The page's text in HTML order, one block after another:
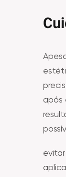
após